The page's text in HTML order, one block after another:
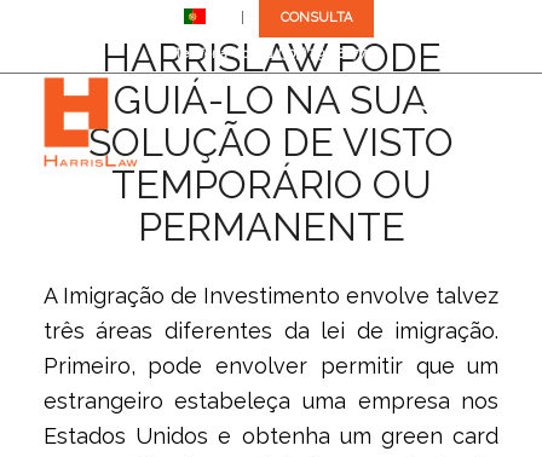
CONSULTA
Telefona-nos: +1 (305) 792-8677
HARRISLAW PODE
GUIÁ-LO NA SUA
SOLUÇÃO DE VISTO
TEMPORÁRIO OU
PERMANENTE
A Imigração de Investimento envolve talvez
três áreas diferentes da lei de imigração.
Primeiro, pode envolver permitir que um
estrangeiro estabeleça uma empresa nos
Estados Unidos e obtenha um green card